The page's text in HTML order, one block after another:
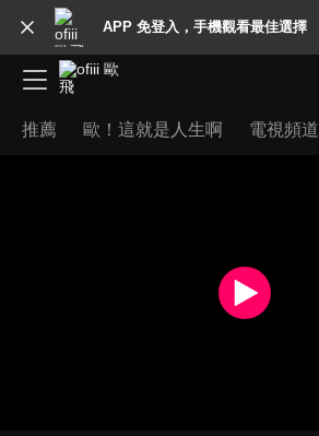
APP 免登入，手機觀看最佳選擇
推薦 歐！這就是人生啊 電視頻道